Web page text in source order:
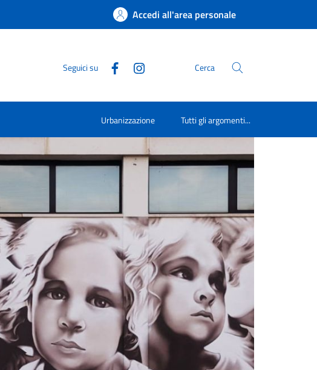
Accedi all'area personale
Seguici su Cerca
Urbanizzazione Tutti gli argomenti...